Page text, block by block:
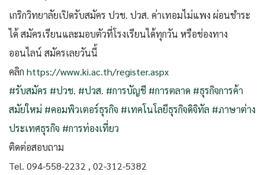
เกริกวิทยาลัยเปิดรับสมัคร ปวช. ปวส. ค่าเทอมไม่แพง ผ่อนชำระ
ได้ สมัครเรียนและมอบตัวที่โรงเรียนได้ทุกวัน หรือช่องทาง
ออนไลน์ สมัครเลยวันนี้
คลิก https://www.ki.ac.th/register.aspx
#รับสมัคร #ปวช. #ปวส. #การบัญชี #การตลาด #ธุรกิจการค้า
สมัยใหม่ #คอมพิวเตอร์ธุรกิจ #เทคโนโลยีธุรกิจดิจิทัล #ภาษาต่าง
ประเทศธุรกิจ #การท่องเที่ยว
ติดต่อสอบถาม
Tel. 094-558-2232 , 02-312-5382